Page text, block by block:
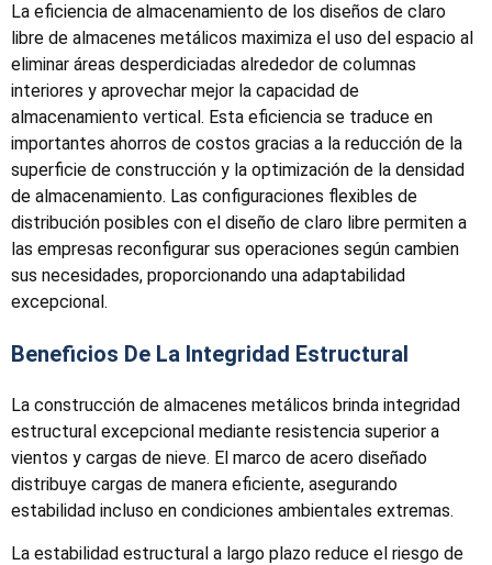
La eficiencia de almacenamiento de los diseños de claro
libre de almacenes metálicos maximiza el uso del espacio al
eliminar áreas desperdiciadas alrededor de columnas
interiores y aprovechar mejor la capacidad de
almacenamiento vertical. Esta eficiencia se traduce en
importantes ahorros de costos gracias a la reducción de la
superficie de construcción y la optimización de la densidad
de almacenamiento. Las configuraciones flexibles de
distribución posibles con el diseño de claro libre permiten a
las empresas reconfigurar sus operaciones según cambien
sus necesidades, proporcionando una adaptabilidad
excepcional.
Beneficios De La Integridad Estructural
La construcción de almacenes metálicos brinda integridad
estructural excepcional mediante resistencia superior a
vientos y cargas de nieve. El marco de acero diseñado
distribuye cargas de manera eficiente, asegurando
estabilidad incluso en condiciones ambientales extremas.
La estabilidad estructural a largo plazo reduce el riesgo de